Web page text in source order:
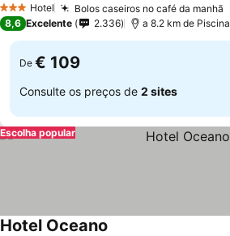
3 EstrelasHotel Bolos caseiros no café da manhã
8,6 Excelente 2.336 a 8.2 km de
De € 109
Consulte os preços de 2 sites
Escolha popular
Hotel Oceano